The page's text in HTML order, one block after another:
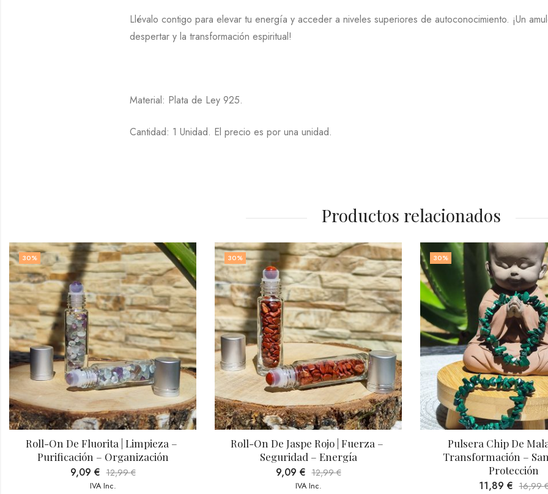
Llévalo contigo para elevar tu energía y acceder a niveles superiores de autoconocimiento. ¡Un
despertar y la transformación espiritual!
Material: Plata de Ley 925.
Cantidad: 1 Unidad. El precio es por una unidad.
Productos relacionados
30%
Roll-On De Jaspe Rojo | Fuerza –
Seguridad – Energía
9,09€ 12,99
30
Pulsera Chip De Malaquita |
Transformación – Sanación –
Protección
11,89
30
Pulsera Chip De
Vitalidad –
8,39€
IVA